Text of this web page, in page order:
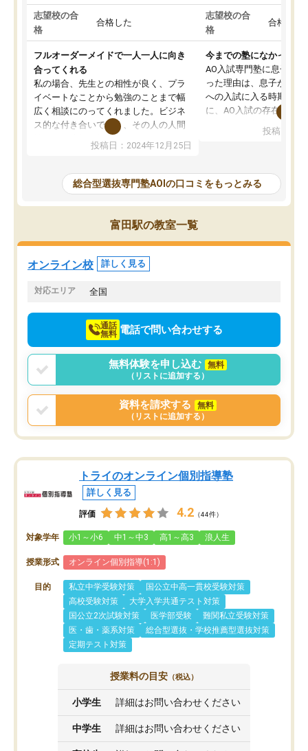
志望校の合
格
合格した
フルオーダーメイドで一人一人に向き
合ってくれる
私の場合、先生との相性が良く、プラ
イベートなことから勉強のことまで幅
広く相談にのってくれました。ビジネ
ス的な付き合いでなく、その人の人間
性までを適切に把握し、むきあってい
るなぁと強く感じることできました。
と相談すると、他の先生も紹介してく
ださり、客観的なアドバイスもいただ
くことができました（志望理由・自己
PR等の添削において）。そして、なに
より自習室が解放されている点がよか
ったです。友達と好きな時間に自習
し、お互いを高めあえる環境がありま
投稿日：2024年12月25日
志望校の合
格
合格した
今までの塾になかった
AO入試専門塾に息子を
った理由は、息子が高校
への入試に入る時期に差
に、AO入試の存在を息
たことから、AOIに入塾
で、AO入試を改めて知
それに対しての具体的な
ことでした。更に子供の
けてらっしゃいますので
投稿日：
総合型選抜専門塾AOIの口コミをもっとみる
富田駅の教室一覧
オンライン校 詳しく見る
対応エリア 全国
通話
無料 電話で問い合わせする
無料体験を申し込む
無料
（リストに追加する）
資料を請求する
無料
（リストに追加する）
トライのオンライン個別指導塾
詳しく見る
評価 4.2 （44件）
対象学年 小1～小6 中1～中3 高1～高3 浪人生
授業形式 オンライン個別指導(1:1)
目的 私立中学受験対策
国公立中高一貫校受験対策
高校受験対策
大学入学共通テスト対策
国公立2次試験対策
医学部受験
難関私立受験対策
医・歯・薬系対策
総合型選抜・学校推薦型選抜対策
定期テスト対策
授業料の目安 （税込）
小学生 詳細はお問い合わせください
中学生 詳細はお問い合わせください